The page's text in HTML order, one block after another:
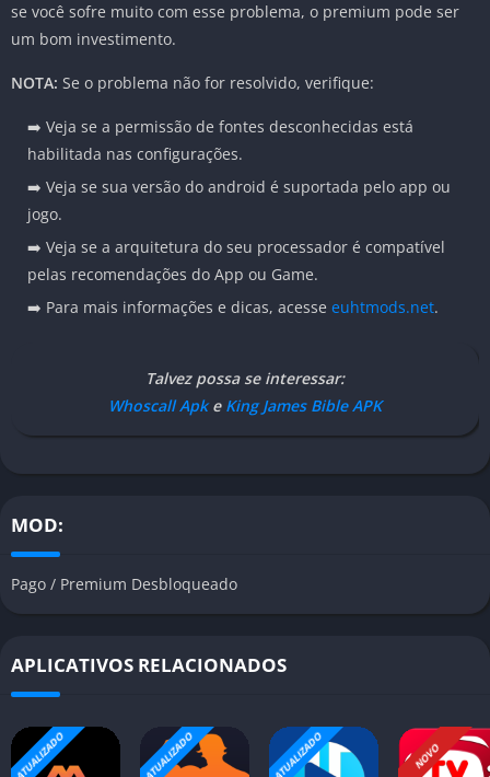
se você sofre muito com esse problema, o premium pode ser
um bom investimento.
NOTA: Se o problema não for resolvido, verifique:
➡️ Veja se a permissão de fontes desconhecidas está
habilitada nas configurações.
➡️ Veja se sua versão do android é suportada pelo app ou
jogo.
➡️ Veja se a arquitetura do seu processador é compatível
pelas recomendações do App ou Game.
➡️ Para mais informações e dicas, acesse euhtmods.net.
Talvez possa se interessar:
Whoscall Apke King James Bible APK
MOD:
Pago / Premium Desbloqueado
APLICATIVOS RELACIONADOS
ATUALIZADO ATUALIZADO ATUALIZADO NOVO